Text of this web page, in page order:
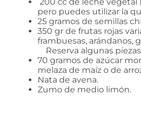
pero puedes utilizar la
25 gramos de semillas
350 gr de frutas rojas
frambuesas, arándanos,
Reserva algunas
70 gramos de azúcar
melaza de maíz o de
Nata de avena.
Zumo de medio limón.